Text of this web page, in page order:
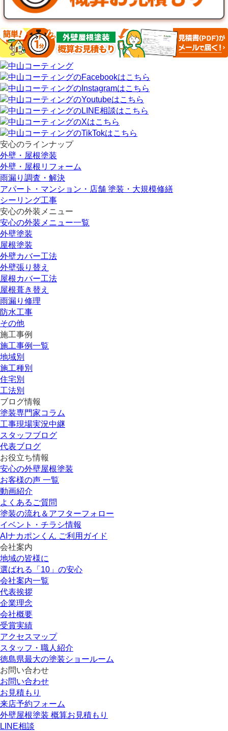
安心のラインナップ
外壁・屋根塗装
外壁・屋根リフォーム
雨漏り調査・解決
アパート・マンション・店舗 塗装・大規模修繕
シーリング工事
安心の外装メニュー
安心の外装メニュー一覧
外壁塗装
屋根塗装
外壁カバー工法
外壁張り替え
屋根カバー工法
屋根葺き替え
雨漏り修理
防水工事
その他
施工事例
施工事例一覧
地域別
施工種別
住宅別
工法別
ブログ情報
塗装専門家コラム
工事現場実況中継
スタッフブログ
代表ブログ
お役立ち情報
安心の外壁屋根塗装
お客様の声 一覧
動画紹介
よくあるご質問
塗装の流れ＆アフターフォロー
イベント・チラシ情報
AIナカポンくん ご利用ガイド
会社案内
地域の皆様に
選ばれる「10」の安心
会社案内一覧
代表挨拶
企業理念
会社概要
受賞実績
アクセスマップ
スタッフ・職人紹介
徳島県最大の塗装ショールーム
お問い合わせ
お問い合わせ
お見積もり
来店予約フォーム
外壁屋根塗装 概算お見積もり
LINE相談